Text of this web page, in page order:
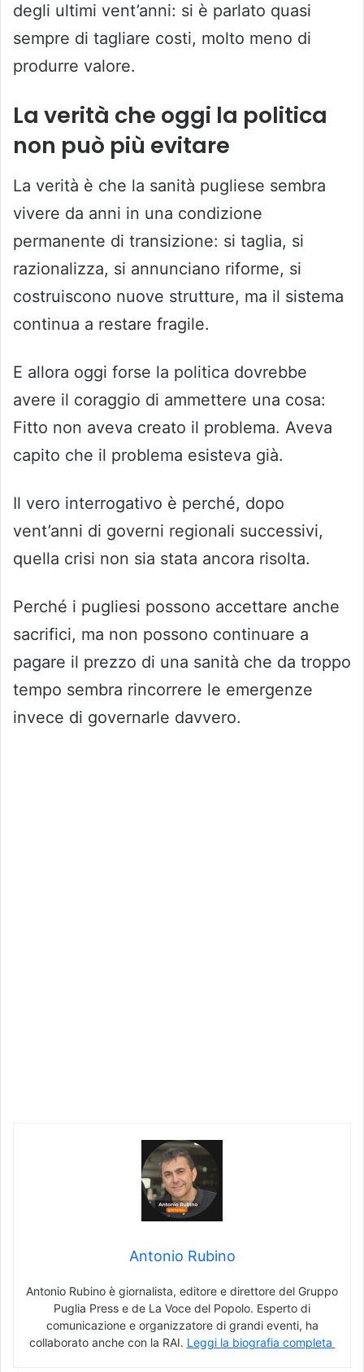
degli ultimi vent’anni: si è parlato quasi
sempre di tagliare costi, molto meno di
produrre valore.
La verità che oggi la politica
non può più evitare
La verità è che la sanità pugliese sembra
vivere da anni in una condizione
permanente di transizione: si taglia, si
razionalizza, si annunciano riforme, si
costruiscono nuove strutture, ma il sistema
continua a restare fragile.
E allora oggi forse la politica dovrebbe
avere il coraggio di ammettere una cosa:
Fitto non aveva creato il problema. Aveva
capito che il problema esisteva già.
Il vero interrogativo è perché, dopo
vent’anni di governi regionali successivi,
quella crisi non sia stata ancora risolta.
Perché i pugliesi possono accettare anche
sacrifici, ma non possono continuare a
pagare il prezzo di una sanità che da troppo
tempo sembra rincorrere le emergenze
invece di governarle davvero.
Antonio Rubino
Antonio Rubino è giornalista, editore e direttore del Gruppo
Puglia Press e de La Voce del Popolo. Esperto di
comunicazione e organizzatore di grandi eventi, ha
collaborato anche con la RAI. Leggi la biografia completa